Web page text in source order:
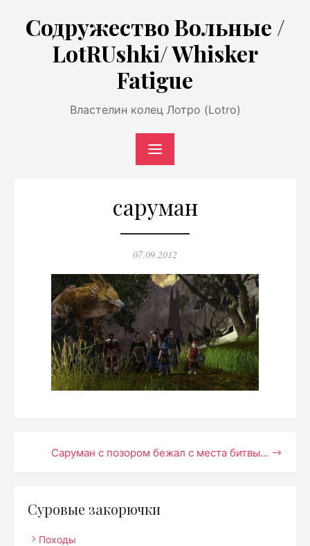
содержимому
Содружество Вольные /
LotRUshki/ Whisker
Fatigue
Властелин колец Лотро (Lotro)
саруман
Опубликовано
07.09.2012
Навигация
записям
Саруман с позором бежал с места битвы…
Суровые закорючки
Походы